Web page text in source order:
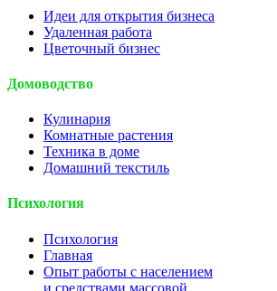
Идеи для открытия бизнеса
Удаленная работа
Цветочный бизнес
Домоводство
Кулинария
Комнатные растения
Техника в доме
Домашний текстиль
Психология
Психология
Главная
Опыт работы с населением
и средствами массовой